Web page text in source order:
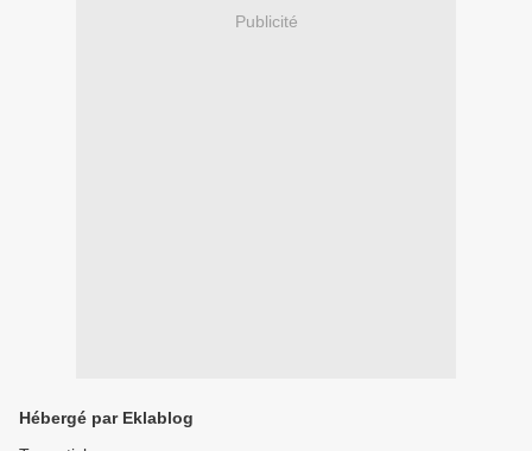
Publicité
Hébergé par Eklablog